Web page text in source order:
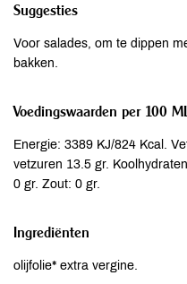
Suggesties
Voor salades, om te dippen
bakken.
Voedingswaarden per 100
Energie: 3389 KJ/824 Kcal.
vetzuren 13.5 gr.
0 gr. Zout: 0 gr.
Ingrediënten
olijfolie* extra vergine.